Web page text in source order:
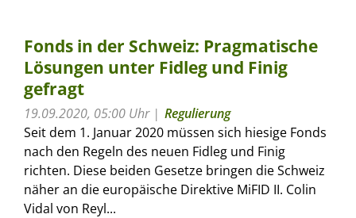
Fonds in der Schweiz: Pragmatische
Lösungen unter Fidleg und Finig
gefragt
19.09.2020, 05:00 Uhr
Regulierung
Seit dem 1. Januar 2020 müssen sich hiesige Fonds
nach den Regeln des neuen Fidleg und Finig
richten. Diese beiden Gesetze bringen die Schweiz
näher an die europäische Direktive MiFID II. Colin
Vidal von Reyl...